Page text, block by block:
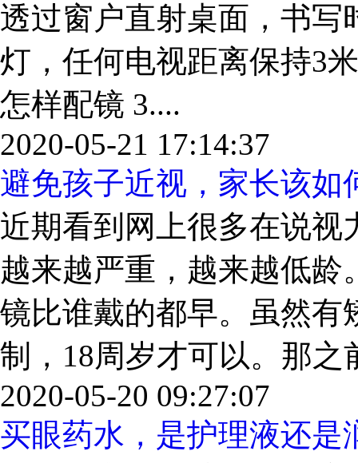
透过窗户直射桌面，书写
灯，任何电视距离保持3
怎样配镜 3....
2020-05-21 17:14:37
避免孩子近视，家长该如
近期看到网上很多在说视
越来越严重，越来越低
镜比谁戴的都早。虽然有
制，18周岁才可以。那之
2020-05-20 09:27:07
买眼药水，是护理液还是